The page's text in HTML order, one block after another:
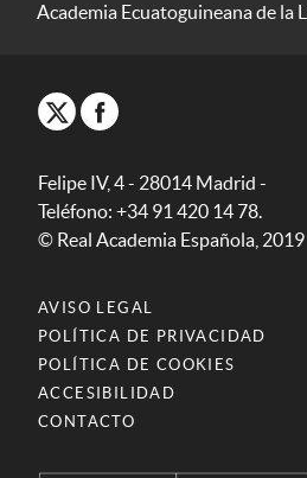
Academia Ecuatoguineana de la
Felipe IV, 4 - 28014 Madrid -
Teléfono: +34 91 420 14 78.
© Real Academia Española, 2019
AVISO LEGAL
POLÍTICA DE PRIVACIDAD
POLÍTICA DE COOKIES
ACCESIBILIDAD
CONTACTO